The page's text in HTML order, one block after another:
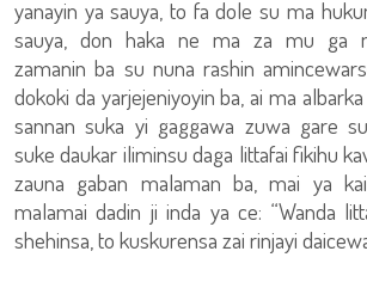
yanayin ya sauya, to fa dole su ma
sauya, don haka ne ma za mu ga
zamanin ba su nuna rashin
dokoki da yarjejeniyoyin ba, ai ma
sannan suka yi gaggawa zuwa gare
suke daukar iliminsu daga littafai fikihu
zauna gaban malaman ba, mai ya
malamai dadin ji inda ya ce: “Wanda
shehinsa, to kuskurensa zai rinjayi